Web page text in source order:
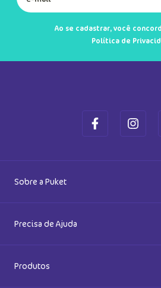
Ao se cadastrar, você
Política de
Sobre a Puket
Quem somos
Precisa de Ajuda
Dúvidas Frequentes
Produtos